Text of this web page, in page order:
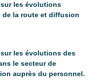
les évolutions
de la route et diffusion
les évolutions des
le secteur de
auprès du personnel.